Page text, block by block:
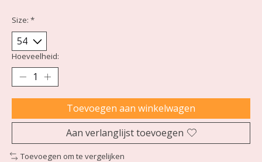
Size: *
Hoeveelheid:
Toevoegen aan winkelwagen
Aan verlanglijst toevoegen
Toevoegen om te vergelijken